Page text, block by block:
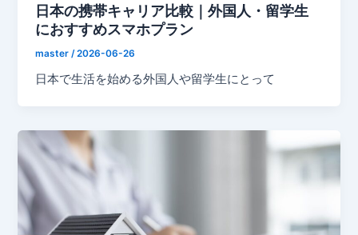
日本の携帯キャリア比較｜外国人・留学生
におすすめスマホプラン
master /2026-06-26
日本で生活を始める外国人や留学生にとって